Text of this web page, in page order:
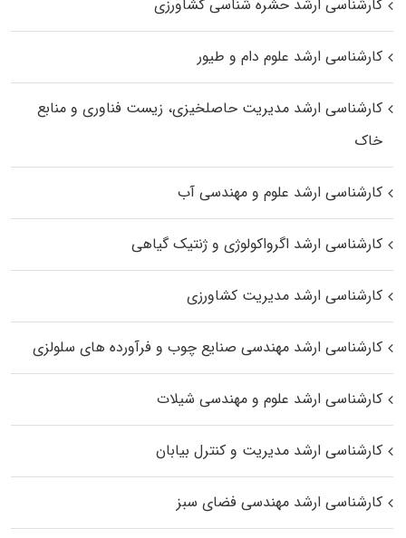
کارشناسی ارشد حشره‌ شناسی کشاورزی
کارشناسی ارشد علوم دام و طیور
کارشناسی ارشد مدیریت حاصلخیزی، زیست فناوری و منابع
خاک
کارشناسی ارشد علوم و مهندسی آب
کارشناسی ارشد اگرواکولوژی و ژنتیک گیاهی
کارشناسی ارشد مدیریت کشاورزی
کارشناسی ارشد مهندسی صنایع چوب و فرآورده‌ های سلولزی
کارشناسی ارشد علوم و مهندسی شیلات
کارشناسی ارشد مدیریت و کنترل بیابان
کارشناسی ارشد مهندسی فضای سبز